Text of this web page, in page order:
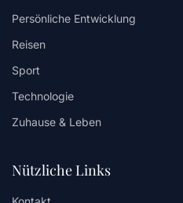
Persönliche Entwicklung
Reisen
Sport
Technologie
Zuhause & Leben
Nützliche Links